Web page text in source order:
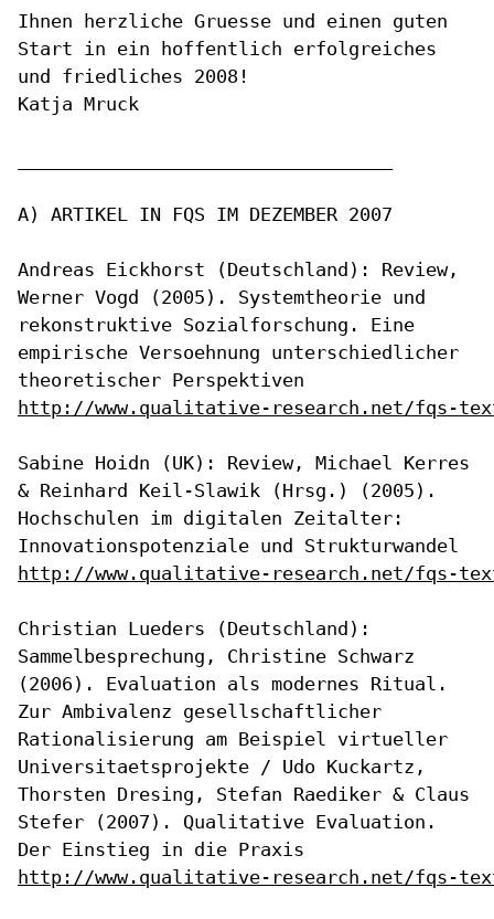
Ihnen herzliche Gruesse und einen guten
Start in ein hoffentlich erfolgreiches
und friedliches 2008!
Katja Mruck
A) ARTIKEL IN FQS IM DEZEMBER 2007
Andreas Eickhorst (Deutschland): Review,
Werner Vogd (2005). Systemtheorie und
rekonstruktive Sozialforschung. Eine
empirische Versoehnung unterschiedlicher
theoretischer Perspektiven
http://www.qualitative-research.net/fqs-
Sabine Hoidn (UK): Review, Michael Kerres
& Reinhard Keil-Slawik (Hrsg.)
(2005).
Hochschulen im digitalen Zeitalter:
Innovationspotenziale und Strukturwandel
http://www.qualitative-research.net/fqs-
Christian Lueders (Deutschland):
Sammelbesprechung, Christine Schwarz
(2006). Evaluation als modernes Ritual.
Zur Ambivalenz gesellschaftlicher
Rationalisierung am Beispiel virtueller
Universitaetsprojekte / Udo Kuckartz,
Thorsten Dresing, Stefan Raediker & Claus
Stefer (2007). Qualitative Evaluation.
Der Einstieg in die Praxis
http://www.qualitative-research.net/fqs-